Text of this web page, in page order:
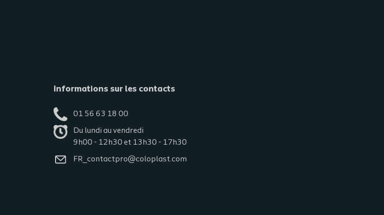
Informations sur les contacts
01 56 63 18 00
Du lundi au vendredi
9h00 - 12h30 et 13h30 - 17h30
FR_contactpro@coloplast.com